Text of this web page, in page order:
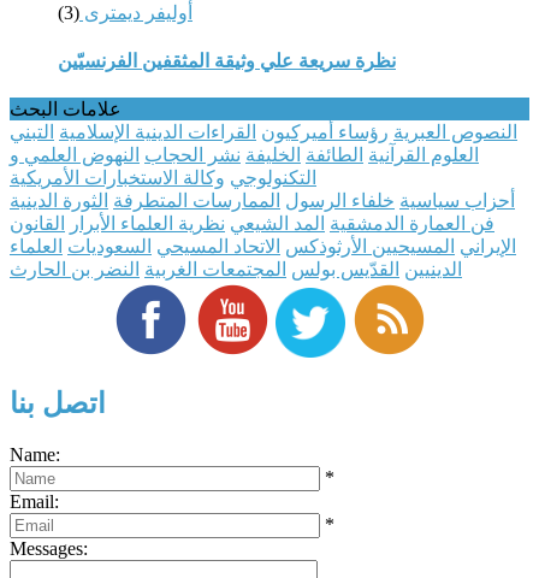
أوليفر ديمترى (3)
نظرة سريعة علي وثيقة المثقفين الفرنسيّين
علامات البحث
النصوص العبرية رؤساء أميركيون القراءات الدينية الإسلامية التبني
العلوم القرآنية الطائفة الخليفة نشر الحجاب النهوض العلمي و
التكنولوجي وكالة الاستخبارات الأمريكية
أحزاب سياسية خلفاء الرسول الممارسات المتطرفة الثورة الدينية
فن العمارة الدمشقية المد الشيعي نظرية العلماء الأبرار
القانون
الإيراني المسيحيين الأرثوذكس الاتحاد المسيحي السعوديات العلماء
الدينيين القدّيس بولس المجتمعات الغربية النضر بن الحارث
اتصل بنا
Name:
*
Email:
*
Messages: